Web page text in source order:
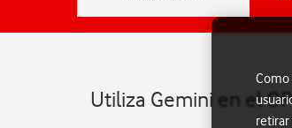
Utiliza Gemini en el
Como
retirar